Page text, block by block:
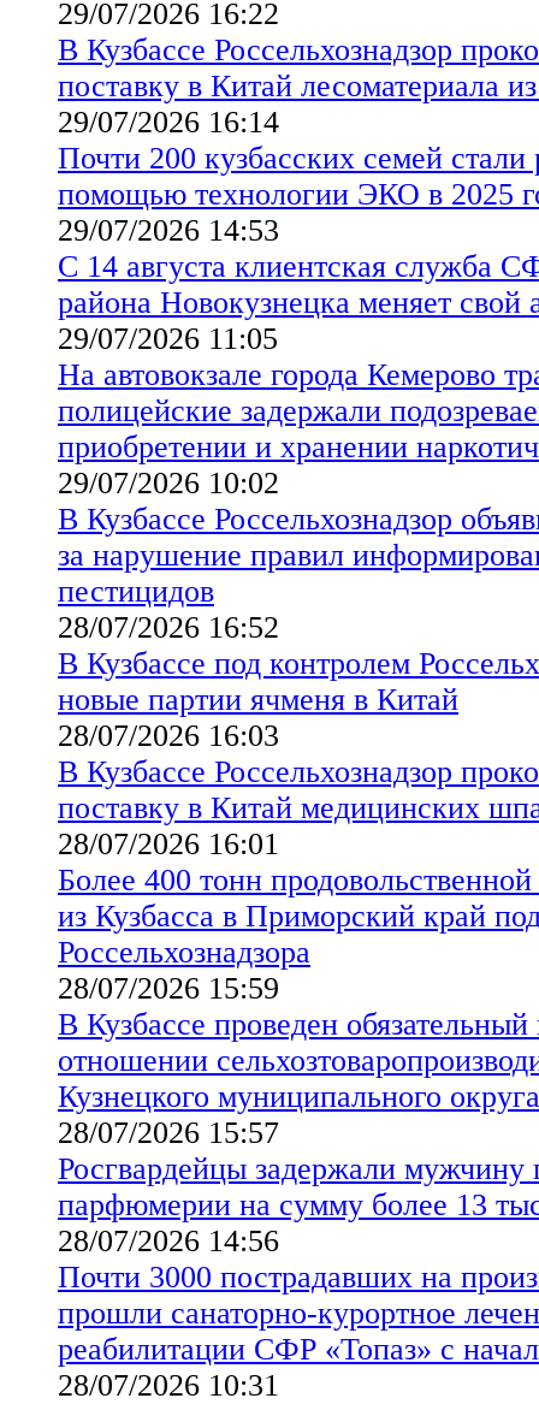
29/07/2026 16:22
В Кузбассе Россельхознадзор
поставку в Китай лесоматериала
29/07/2026 16:14
Почти 200 кузбасских семей стали
помощью технологии ЭКО в 2025
29/07/2026 14:53
С 14 августа клиентская служба
района Новокузнецка меняет свой
29/07/2026 11:05
На автовокзале города Кемерово
полицейские задержали
приобретении и хранении
29/07/2026 10:02
В Кузбассе Россельхознадзор
за нарушение правил
пестицидов
28/07/2026 16:52
В Кузбассе под контролем
новые партии ячменя в Китай
28/07/2026 16:03
В Кузбассе Россельхознадзор
поставку в Китай медицинских
28/07/2026 16:01
Более 400 тонн
из Кузбасса в Приморский край
Россельхознадзора
28/07/2026 15:59
В Кузбассе проведен
отношении
Кузнецкого муниципального округа
28/07/2026 15:57
Росгвардейцы задержали мужчину
парфюмерии на сумму более 13
28/07/2026 14:56
Почти 3000 пострадавших на
прошли санаторно-курортное
реабилитации СФР «Топаз» с
28/07/2026 10:31